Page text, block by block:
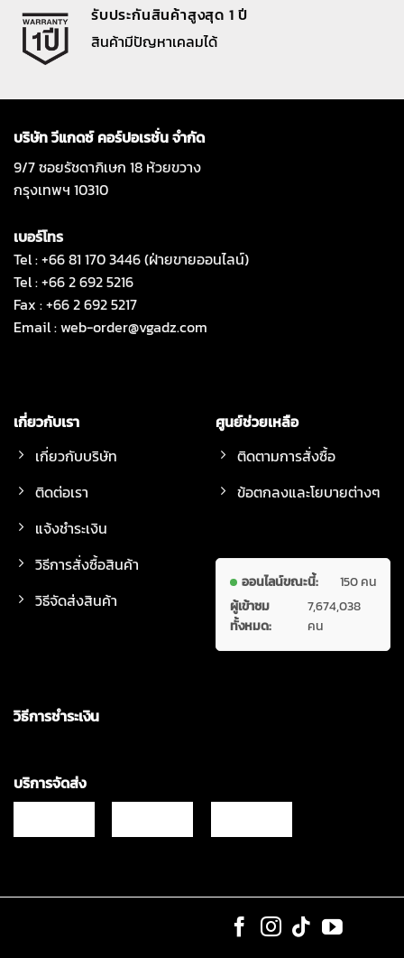
รับประกันสินค้าสูงสุด 1 ปี
สินค้ามีปัญหาเคลมได้
บริษัท วีแกดซ์ คอร์ปอเรชั่น จำกัด
9/7 ซอยรัชดาภิเษก 18 ห้วยขวาง
กรุงเทพฯ 10310
เบอร์โทร
Tel : +66 81 170 3446 (ฝ่ายขายออนไลน์)
Tel : +66 2 692 5216
Fax : +66 2 692 5217
Email :web-order@vgadz.com
เกี่ยวกับเรา
เกี่ยวกับบริษัท
ติดต่อเรา
แจ้งชำระเงิน
วิธีการสั่งซื้อสินค้า
วิธีจัดส่งสินค้า
ศูนย์ช่วยเหลือ
ติดตามการสั่งซื้อ
ข้อตกลงและโยบายต่างๆ
ออนไลน์ขณะนี้:
150 คน
ผู้เข้าชม
ทั้งหมด:
7,674,038
คน
วิธีการชำระเงิน
บริการจัดส่ง